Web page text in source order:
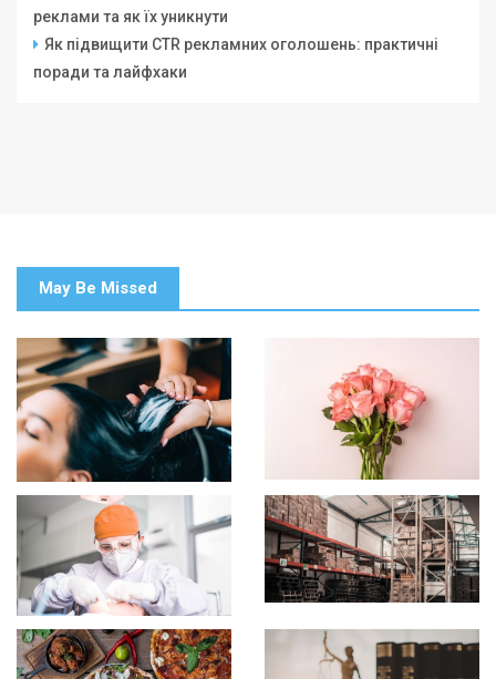
реклами та як їх уникнути
Як підвищити CTR рекламних оголошень: практичні
поради та лайфхаки
May Be Missed